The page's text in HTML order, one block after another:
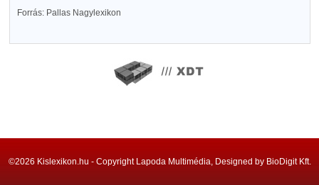
Forrás: Pallas Nagylexikon
©2026 Kislexikon.hu - Copyright Lapoda Multimédia, Designed by BioDigit Kft.